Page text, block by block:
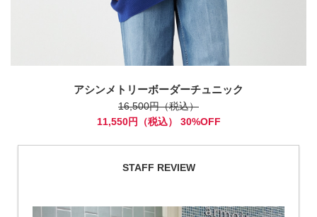
アシンメトリーボーダーチュニック
16,500円（税込）
11,550円（税込） 30%OFF
STAFF REVIEW